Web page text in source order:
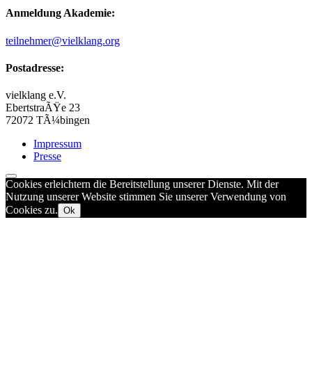
Anmeldung Akademie:
teilnehmer@vielklang.org
Postadresse:
vielklang e.V.
EbertstraÃŸe 23
72072 TÃ¼bingen
Impressum
Presse
Cookies erleichtern die Bereitstellung unserer Dienste. Mit der
Nutzung unserer Website stimmen Sie unserer Verwendung von
Cookies zu. Ok